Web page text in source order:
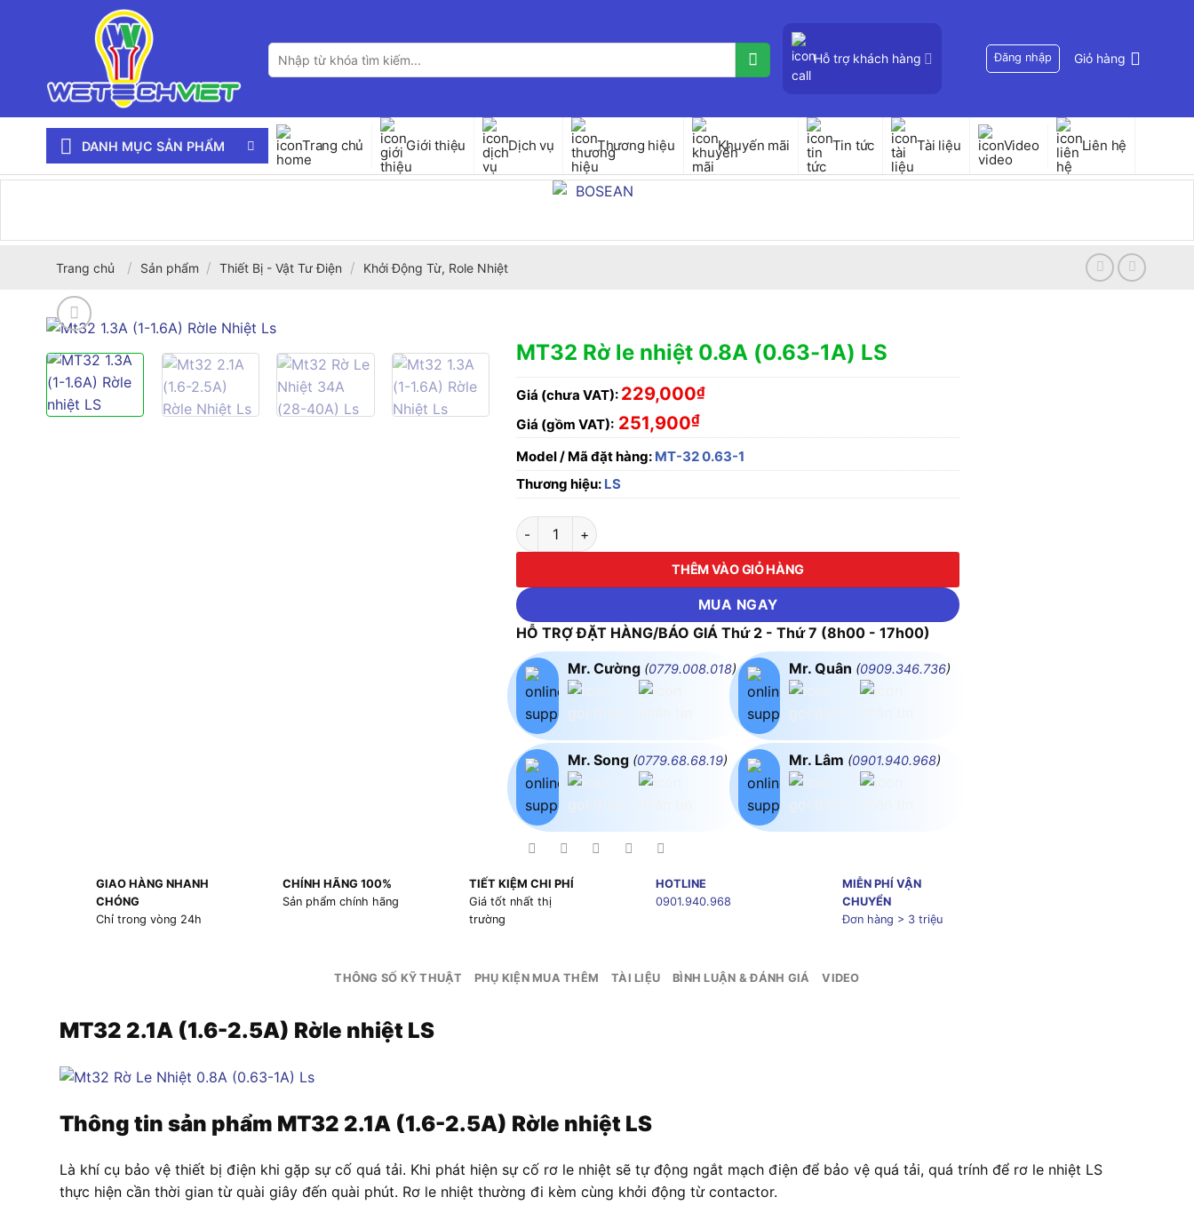
Tìm
kiếm:
Hỗ trợ khách hàng Đăng nhập Giỏ hàng
DANH MỤC SẢN PHẨM Trang chủ Giới thiệu Dịch vụ Thương hiệu Khuyến mãi Tin tức Tài liệu Video Liên hệ
Trang chủ / Sản phẩm / Thiết Bị - Vật Tư Điện / Khởi Động Từ, Role Nhiệt
MT32 Rờ le nhiệt 0.8A (0.63-1A) LS
Giá (chưa VAT): 229,000₫
Giá (gồm VAT): 251,900₫
Model / Mã đặt hàng: MT-32 0.63-1
Thương hiệu: LS
MT32 Rờ le nhiệt 0.8A (0.63-1A) LS số lượng
THÊM VÀO GIỎ HÀNG
MUA NGAY
HỖ TRỢ ĐẶT HÀNG/BÁO GIÁ Thứ 2 - Thứ 7 (8h00 - 17h00)
Mr. Cường (0779.008.018)
Mr. Song (0779.68.68.19)
Mr. Quân (0909.346.736)
Mr. Lâm (0901.940.968)
GIAO HÀNG NHANH
CHÓNG
Chỉ trong vòng 24h
CHÍNH HÃNG 100%
Sản phẩm chính hãng
TIẾT KIỆM CHI PHÍ
Giá tốt nhất thị
trường
HOTLINE
0901.940.968
MIỄN PHÍ VẬN
CHUYỂN
Đơn hàng > 3 triệu
THÔNG SỐ KỸ THUẬT PHỤ KIỆN MUA THÊM TÀI LIỆU BÌNH LUẬN & ĐÁNH GIÁ VIDEO
MT32 2.1A (1.6-2.5A) Rờle nhiệt LS
Thông tin sản phẩm MT32 2.1A (1.6-2.5A) Rờle nhiệt LS
Là khí cụ bảo vệ thiết bị điện khi gặp sự cố quá tải. Khi phát hiện sự cố rơ le nhiệt sẽ tự động ngắt mạch điện để bảo vệ quá tải, quá trính để rơ le nhiệt LS
thực hiện cần thời gian từ quài giây đến quài phút. Rơ le nhiệt thường đi kèm cùng khởi động từ contactor.